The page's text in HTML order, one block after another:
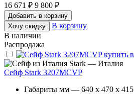
16 671 ₽ 9 800 ₽
Добавить в корзину
Хочу скидку
В корзину
В наличии
Распродажа
Stark — Италия
Сейф Stark 3207MCVP
Габариты мм — 640 x 470 x 415